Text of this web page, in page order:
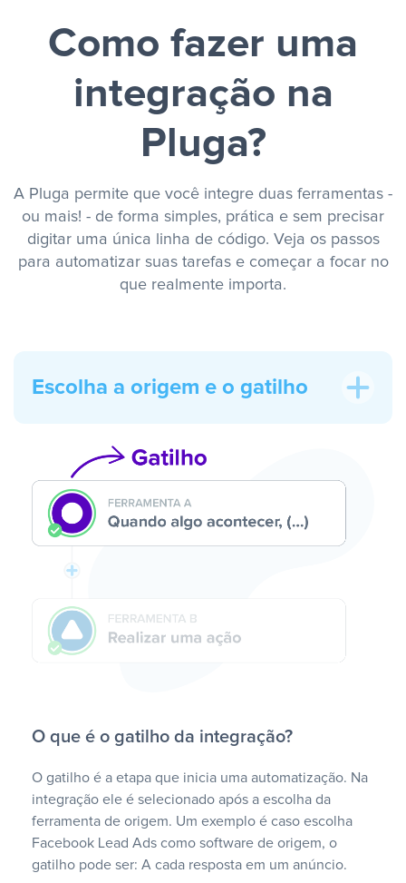
Como fazer uma
integração na
Pluga?
A Pluga permite que você integre duas ferramentas -
ou mais! - de forma simples, prática e sem precisar
digitar uma única linha de código. Veja os passos
para automatizar suas tarefas e começar a focar no
que realmente importa.
Escolha a origem e o gatilho
O que é o gatilho da integração?
O gatilho é a etapa que inicia uma automatização. Na
integração ele é selecionado após a escolha da
ferramenta de origem. Um exemplo é caso escolha
Facebook Lead Ads como software de origem, o
gatilho pode ser: A cada resposta em um anúncio.